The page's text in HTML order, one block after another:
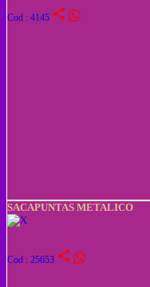
Cod : 4145 share
SACAPUNTAS METALICO
Cod : 25653 share